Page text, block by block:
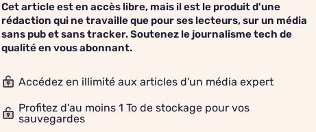
Cet article est en accès libre, mais il est le produit d'une
rédaction qui ne travaille que pour ses lecteurs, sur un média
sans pub et sans tracker. Soutenez le journalisme tech de
qualité en vous abonnant.
Accédez en illimité aux articles d'un média expert
Profitez d'au moins 1 To de stockage pour vos
sauvegardes